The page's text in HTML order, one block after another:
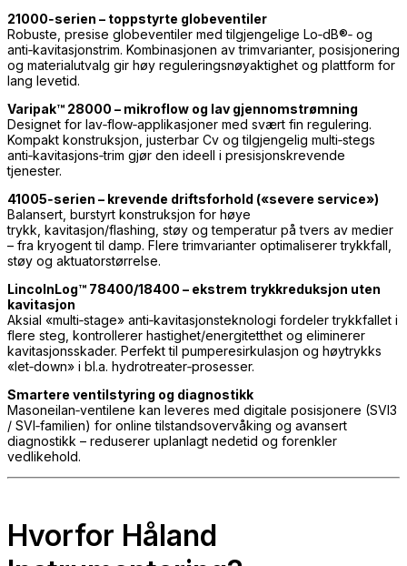
21000‑serien – toppstyrte globeventiler
Robuste, presise globeventiler med tilgjengelige Lo‑dB®‑ og
anti‑kavitasjonstrim. Kombinasjonen av trimvarianter, posisjonering
og materialutvalg gir høy reguleringsnøyaktighet og plattform for
lang levetid.
Varipak™ 28000 – mikroflow og lav gjennomstrømning
Designet for lav‑flow‑applikasjoner med svært fin regulering.
Kompakt konstruksjon, justerbar Cv og tilgjengelig multi‑stegs
anti‑kavitasjons‑trim gjør den ideell i presisjonskrevende
tjenester.
41005‑serien – krevende driftsforhold («severe service»)
Balansert, burstyrt konstruksjon for høye
trykk, kavitasjon/flashing, støy og temperatur på tvers av medier
– fra kryogent til damp. Flere trimvarianter optimaliserer trykkfall,
støy og aktuatorstørrelse.
LincolnLog™ 78400/18400 – ekstrem trykkreduksjon uten
kavitasjon
Aksial «multi‑stage» anti‑kavitasjonsteknologi fordeler trykkfallet i
flere steg, kontrollerer hastighet/energitetthet og eliminerer
kavitasjonsskader. Perfekt til pumpere­sirkulasjon og høytrykks
«let‑down» i bl.a. hydrotreater‑prosesser.
Smartere ventilstyring og diagnostikk
Masoneilan‑ventilene kan leveres med digitale posisjonere (SVI3
/ SVI‑familien) for online tilstandsovervåking og avansert
diagnostikk – reduserer uplanlagt nedetid og forenkler
vedlikehold.
Hvorfor Håland